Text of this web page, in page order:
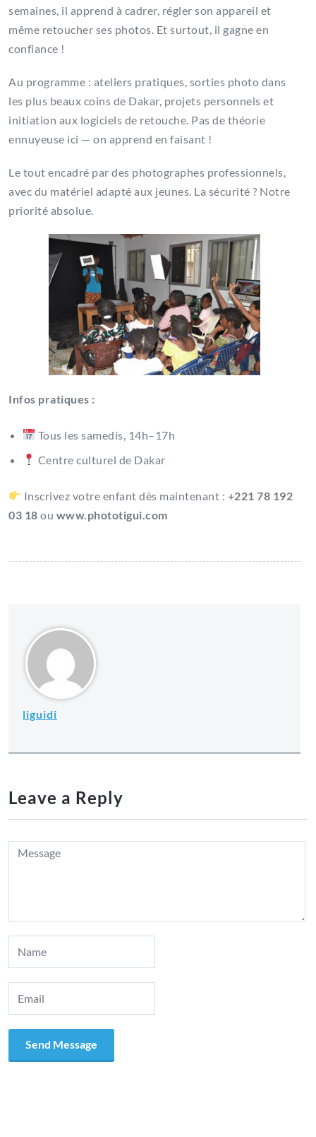
semaines, il apprend à cadrer, régler son appareil et
même retoucher ses photos. Et surtout, il gagne en
confiance !
Au programme : ateliers pratiques, sorties photo dans
les plus beaux coins de Dakar, projets personnels et
initiation aux logiciels de retouche. Pas de théorie
ennuyeuse ici — on apprend en faisant !
Le tout encadré par des photographes professionnels,
avec du matériel adapté aux jeunes. La sécurité ? Notre
priorité absolue.
Infos pratiques :
Tous les samedis, 14h–17h
Centre culturel de Dakar
Inscrivez votre enfant dès maintenant : +221 78 192
03 18 ou www.phototigui.com
liguidi
Leave a Reply